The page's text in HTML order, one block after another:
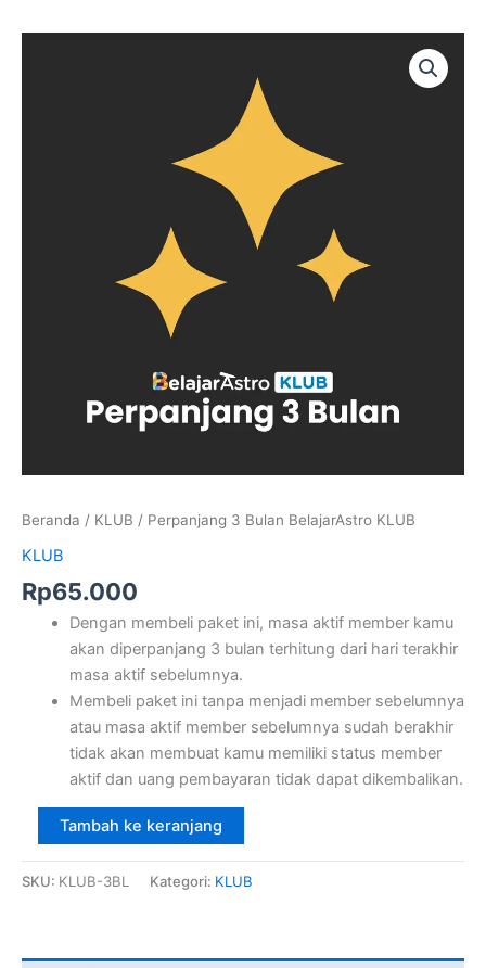
Beranda / KLUB / Perpanjang 3 Bulan BelajarAstro KLUB
KLUB
Rp65.000
Dengan membeli paket ini, masa aktif member kamu
akan diperpanjang 3 bulan terhitung dari hari terakhir
masa aktif sebelumnya.
Membeli paket ini tanpa menjadi member sebelumnya
atau masa aktif member sebelumnya sudah berakhir
tidak akan membuat kamu memiliki status member
aktif dan uang pembayaran tidak dapat dikembalikan.
Tambah ke keranjang
SKU: KLUB-3BL Kategori: KLUB